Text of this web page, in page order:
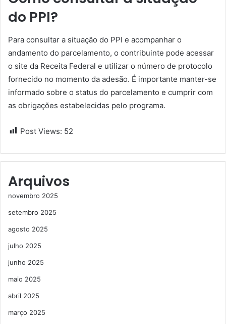
do PPI?
Para consultar a situação do PPI e acompanhar o
andamento do parcelamento, o contribuinte pode acessar
o site da Receita Federal e utilizar o número de protocolo
fornecido no momento da adesão. É importante manter-se
informado sobre o status do parcelamento e cumprir com
as obrigações estabelecidas pelo programa.
Post Views: 52
Arquivos
novembro 2025
setembro 2025
agosto 2025
julho 2025
junho 2025
maio 2025
abril 2025
março 2025